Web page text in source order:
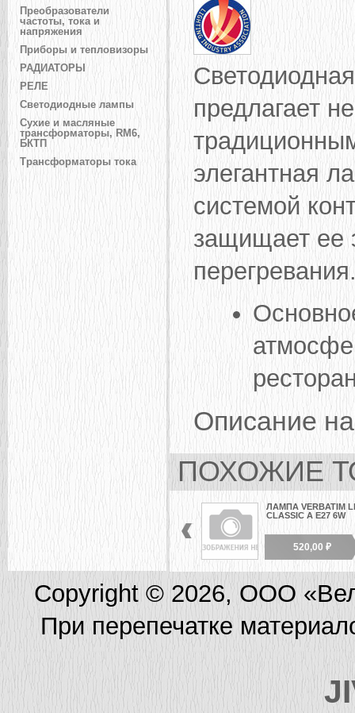
Преобразователи
частоты, тока и
напряжения
Приборы и тепловизоры
РАДИАТОРЫ
РЕЛЕ
Светодиодные лампы
Сухие и масляные
трансформаторы, RM6,
БКТП
Трансформаторы тока
предлагает
элегантная
системой
защищает ее
Описание
ПОХОЖИЕ
ЛАМПА VERBATIM
CLASSIC A E27 6W
520,00 ₽
Copyright © 2026, ООО
При перепечатке